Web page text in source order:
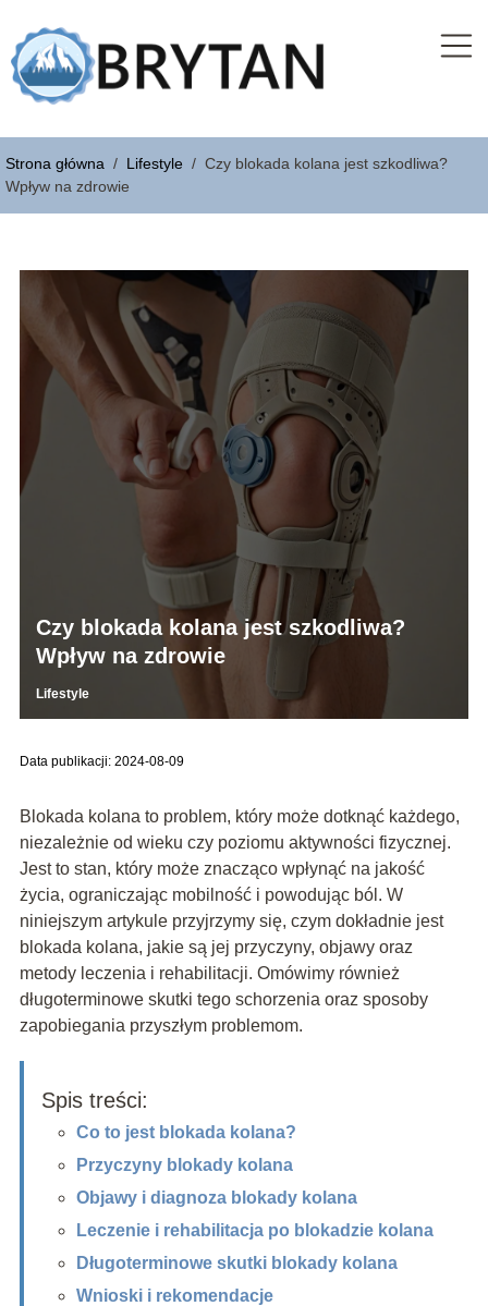
Strona główna / Lifestyle / Czy blokada kolana jest szkodliwa?
Wpływ na zdrowie
Czy blokada kolana jest szkodliwa?
Wpływ na zdrowie
Lifestyle
Data publikacji: 2024-08-09
Blokada kolana to problem, który może dotknąć każdego,
niezależnie od wieku czy poziomu aktywności fizycznej.
Jest to stan, który może znacząco wpłynąć na jakość
życia, ograniczając mobilność i powodując ból. W
niniejszym artykule przyjrzymy się, czym dokładnie jest
blokada kolana, jakie są jej przyczyny, objawy oraz
metody leczenia i rehabilitacji. Omówimy również
długoterminowe skutki tego schorzenia oraz sposoby
zapobiegania przyszłym problemom.
Spis treści:
Co to jest blokada kolana?
Przyczyny blokady kolana
Objawy i diagnoza blokady kolana
Leczenie i rehabilitacja po blokadzie kolana
Długoterminowe skutki blokady kolana
Wnioski i rekomendacje